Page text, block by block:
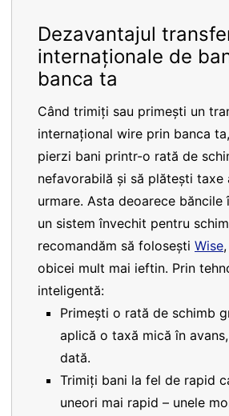
Dezavantajul
internaționale de
banca ta
Când trimiți sau primești un
internațional wire prin banca
pierzi bani printr-o rată de
nefavorabilă și să plătești taxe
urmare. Asta deoarece băncile
un sistem învechit pentru
recomandăm să folosești Wise
obicei mult mai ieftin. Prin
inteligentă:
Primești o rată de schimb
aplică o taxă mică în
dată.
Trimiți bani la fel de rapid
uneori mai rapid – unele